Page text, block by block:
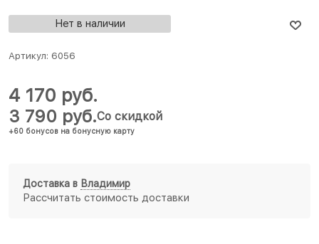
Нет в наличии
Артикул: 6056
3 790 руб.
+60 бонусов на бонусную карту
Со скидкой
4 170 руб.
Доставка в Владимир
Рассчитать стоимость доставки